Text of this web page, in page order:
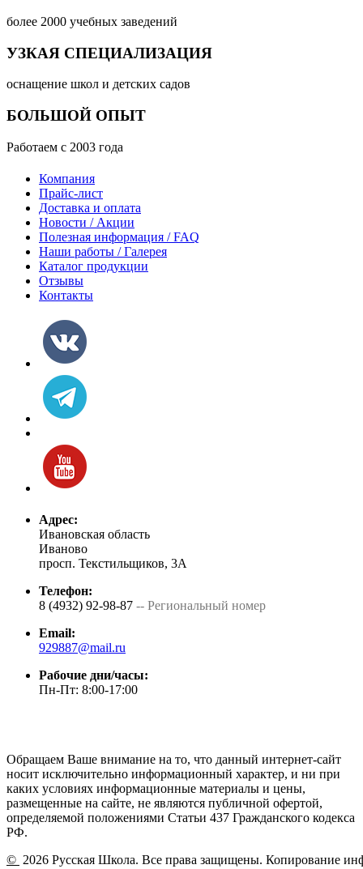
более 2000 учебных заведений
УЗКАЯ СПЕЦИАЛИЗАЦИЯ
оснащение школ и детских садов
БОЛЬШОЙ ОПЫТ
Работаем с 2003 года
Компания
Прайс-лист
Доставка и оплата
Новости / Акции
Полезная информация / FAQ
Наши работы / Галерея
Каталог продукции
Отзывы
Контакты
Адрес:
Ивановская область
Иваново
просп. Текстильщиков, 3А
Телефон:
8 (4932) 92-98-87 -- Региональный номер
Email:
929887@mail.ru
Рабочие дни/часы:
Пн-Пт: 8:00-17:00
Обращаем Ваше внимание на то, что данный интернет-сайт
носит исключительно информационный характер, и ни при
каких условиях информационные материалы и цены,
размещенные на сайте, не являются публичной офертой,
определяемой положениями Статьи 437 Гражданского кодекса
РФ.
© 2026 Русская Школа. Все права защищены. Копирование